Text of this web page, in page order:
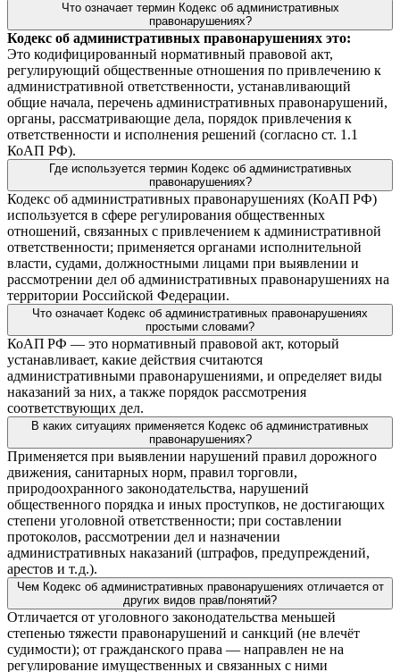
Что означает термин Кодекс об административных
правонарушениях?
Кодекс об административных правонарушениях это:
Это кодифицированный нормативный правовой акт,
регулирующий общественные отношения по привлечению к
административной ответственности, устанавливающий
общие начала, перечень административных правонарушений,
органы, рассматривающие дела, порядок привлечения к
ответственности и исполнения решений (согласно ст. 1.1
КоАП РФ).
Где используется термин Кодекс об административных
правонарушениях?
Кодекс об административных правонарушениях (КоАП РФ)
используется в сфере регулирования общественных
отношений, связанных с привлечением к административной
ответственности; применяется органами исполнительной
власти, судами, должностными лицами при выявлении и
рассмотрении дел об административных правонарушениях на
территории Российской Федерации.
Что означает Кодекс об административных правонарушениях
простыми словами?
КоАП РФ — это нормативный правовой акт, который
устанавливает, какие действия считаются
административными правонарушениями, и определяет виды
наказаний за них, а также порядок рассмотрения
соответствующих дел.
В каких ситуациях применяется Кодекс об административных
правонарушениях?
Применяется при выявлении нарушений правил дорожного
движения, санитарных норм, правил торговли,
природоохранного законодательства, нарушений
общественного порядка и иных проступков, не достигающих
степени уголовной ответственности; при составлении
протоколов, рассмотрении дел и назначении
административных наказаний (штрафов, предупреждений,
арестов и т. д.).
Чем Кодекс об административных правонарушениях отличается от
других видов прав/понятий?
Отличается от уголовного законодательства меньшей
степенью тяжести правонарушений и санкций (не влечёт
судимости); от гражданского права — направлен не на
регулирование имущественных и связанных с ними